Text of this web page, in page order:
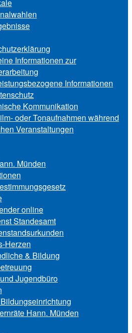
Informationen zur
Informationen
Kommunikation
oder Tonaufnahmen während
Veranstaltungen
Münden
online
Standesamt
Herzen
& Bildung
Ju‍gend‍bü‍ro
Hann. Münden